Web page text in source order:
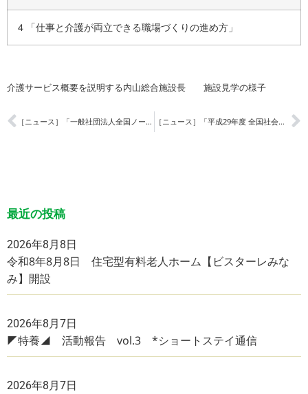
4 「仕事と介護が両立できる職場づくりの進め方」
介護サービス概要を説明する内山総合施設長 施設見学の様子
［ニュース］「一般社団法人全国ノーリフティング推進協会 第4回全国大会」発表 ［ニュース］「平成29年度 全国社会福祉大会」表彰
最近の投稿
2026年8月8日
令和8年8月8日 住宅型有料老人ホーム【ビスターレみな
み】開設
2026年8月7日
◤特養◢ 活動報告 vol.3 *ショートステイ通信
2026年8月7日